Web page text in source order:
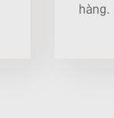
hàng.